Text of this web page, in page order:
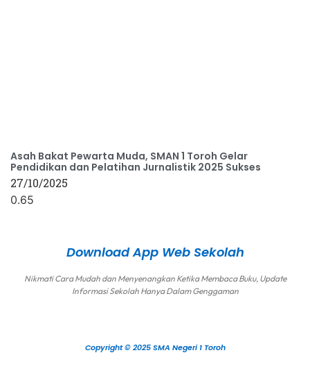
Asah Bakat Pewarta Muda, SMAN 1 Toroh Gelar
Pendidikan dan Pelatihan Jurnalistik 2025 Sukses
27/10/2025
Download App Web Sekolah
Nikmati Cara Mudah dan Menyenangkan Ketika Membaca Buku, Update
Informasi Sekolah Hanya Dalam Genggaman
Copyright © 2025 SMA Negeri 1 Toroh